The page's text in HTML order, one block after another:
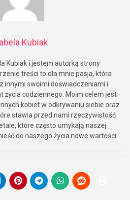
Kubiak
treści to dla mnie pasja, która
innymi swoimi doświadczeniami i
życia codziennego. Moim celem jest
kobiet w odkrywaniu siebie oraz
stawia przed nami rzeczywistość.
które często umykają naszej
do naszego życia nowe wartości.